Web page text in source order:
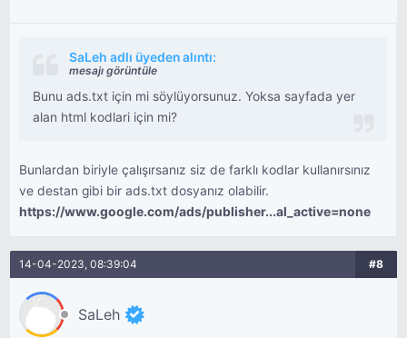
SaLeh adlı üyeden alıntı:
mesajı görüntüle
Bunu ads.txt için mi söylüyorsunuz. Yoksa sayfada yer
alan html kodlari için mi?
Bunlardan biriyle çalışırsanız siz de farklı kodlar kullanırsınız
ve destan gibi bir ads.txt dosyanız olabilir.
https://www.google.com/ads/publisher...al_active=none
14-04-2023, 08:39:04 #8
SaLeh